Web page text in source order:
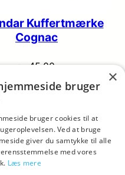
Kuffertmærke
Cognac
kr.45,00
Køb
×
bruger
bruger cookies til at
Ved at bruge
giver du samtykke til alle
med vores
Læs mere